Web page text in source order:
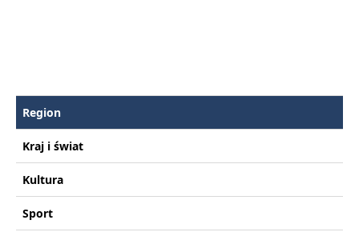
Region
Kraj i świat
Kultura
Sport